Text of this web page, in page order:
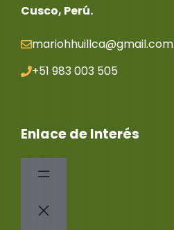
Cusco, Perú.
mariohhuillca@gmail.com
+51 983 003 505
Enlace de Interés